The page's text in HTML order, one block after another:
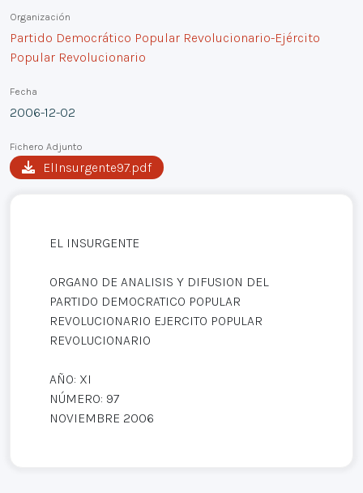
Organización
Partido Democrático Popular Revolucionario-Ejército
Popular Revolucionario
Fecha
2006-12-02
Fichero Adjunto
ElInsurgente97.pdf
EL INSURGENTE
ORGANO DE ANALISIS Y DIFUSION DEL
PARTIDO DEMOCRATICO POPULAR
REVOLUCIONARIO EJERCITO POPULAR
REVOLUCIONARIO
AÑO: XI
NÚMERO: 97
NOVIEMBRE 2006